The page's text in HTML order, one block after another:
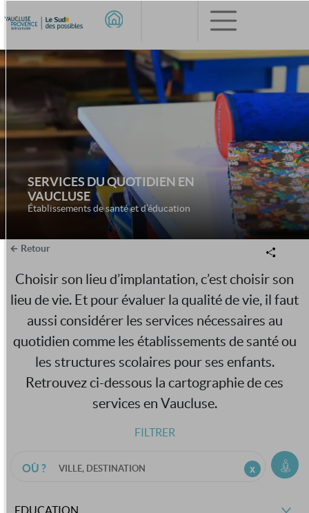
SERVICES DU QUOTIDIEN EN
VAUCLUSE
Établissements de santé et d’éducation
Retour
Choisir son lieu d’implantation, c’est choisir son
lieu de vie. Et pour évaluer la qualité de vie, il faut
aussi considérer les services nécessaires au
quotidien comme les établissements de santé ou
les structures scolaires pour ses enfants.
Retrouvez ci-dessous la cartographie de ces
services en Vaucluse.
FILTRER
OÙ ?
EDUCATION